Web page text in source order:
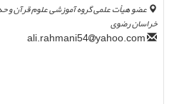
عضو هیأت علمی گروه آموزشی علوم قرآن و
خراسان رضوی
yahoo.com